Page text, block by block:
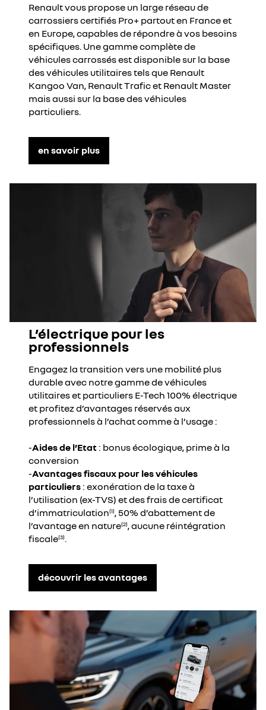
Renault vous propose un large réseau de
carrossiers certifiés Pro+ partout en France et
en Europe, capables de répondre à vos besoins
spécifiques. Une gamme complète de
véhicules carrossés est disponible sur la base
des véhicules utilitaires tels que Renault
Kangoo Van, Renault Trafic et Renault Master
mais aussi sur la base des véhicules
particuliers.
en savoir plus
L’électrique pour les
professionnels
Engagez la transition vers une mobilité plus
durable avec notre gamme de véhicules
utilitaires et particuliers E-Tech 100% électrique
et profitez d’avantages réservés aux
professionnels à l’achat comme à l’usage :
-Aides de l’Etat : bonus écologique, prime à la
conversion
-Avantages fiscaux pour les véhicules
particuliers : exonération de la taxe à
l’utilisation (ex-TVS) et des frais de certificat
d’immatriculation(1), 50% d’abattement de
l’avantage en nature(2), aucune réintégration
fiscale(3).
découvrir les avantages